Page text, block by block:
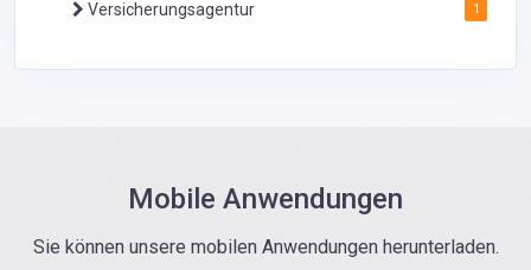
Versicherungsagentur 1
Mobile Anwendungen
Sie können unsere mobilen Anwendungen herunterladen.